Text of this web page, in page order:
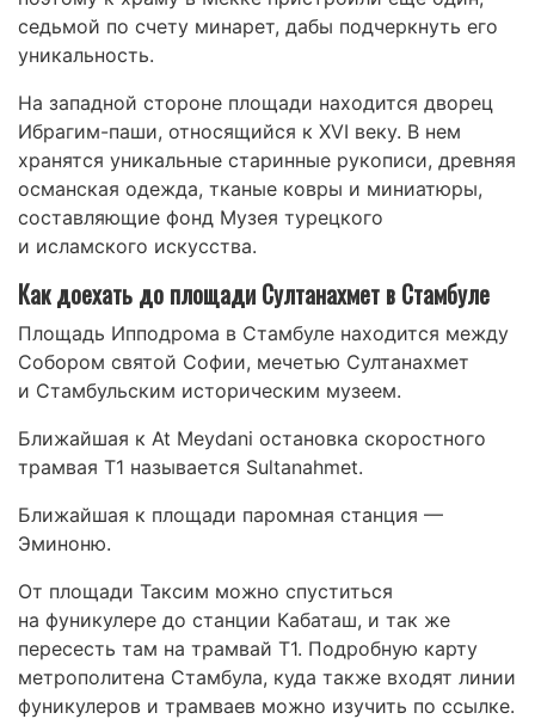
седьмой по счету минарет, дабы подчеркнуть его
уникальность.
На западной стороне площади находится дворец
Ибрагим-паши, относящийся к XVI веку. В нем
хранятся уникальные старинные рукописи, древняя
османская одежда, тканые ковры и миниатюры,
составляющие фонд Музея турецкого
и исламского искусства.
Как доехать до площади Султанахмет в Стамбуле
Площадь Ипподрома в Стамбуле находится между
Собором святой Софии, мечетью Султанахмет
и Стамбульским историческим музеем.
Ближайшая к At Meydani остановка скоростного
трамвая T1 называется Sultanahmet.
Ближайшая к площади паромная станция —
Эминоню.
От площади Таксим можно спуститься
на фуникулере до станции Кабаташ, и так же
пересесть там на трамвай T1. Подробную карту
метрополитена Стамбула, куда также входят линии
фуникулеров и трамваев можно изучить по ссылке.